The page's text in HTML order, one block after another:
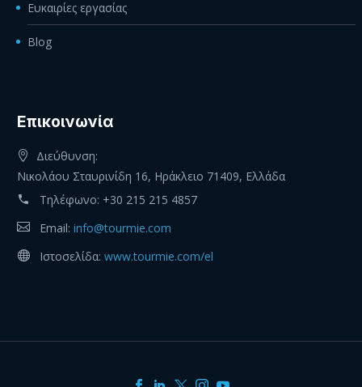
Ευκαιρίες εργασίας
Blog
Eπικοινωνία
Διεύθυνση:
Νικολάου Σταυρινίδη 16, Ηράκλειο 71409, Ελλάδα
Τηλέφωνο: +30 215 215 4857
Email: info@tourmie.com
Ιστοσελίδα: www.tourmie.com/el